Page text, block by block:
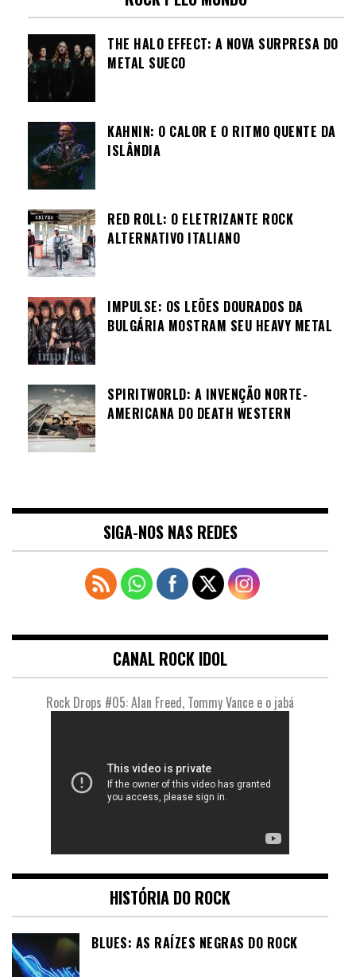
THE HALO EFFECT: A NOVA SURPRESA DO
METAL SUECO
KAHNIN: O CALOR E O RITMO QUENTE DA
ISLÂNDIA
RED ROLL: O ELETRIZANTE ROCK
ALTERNATIVO ITALIANO
IMPULSE: OS LEÕES DOURADOS DA
BULGÁRIA MOSTRAM SEU HEAVY METAL
SPIRITWORLD: A INVENÇÃO NORTE-
AMERICANA DO DEATH WESTERN
SIGA-NOS NAS REDES
CANAL ROCK IDOL
Rock Drops #05: Alan Freed, Tommy Vance e o jabá
HISTÓRIA DO ROCK
BLUES: AS RAÍZES NEGRAS DO ROCK